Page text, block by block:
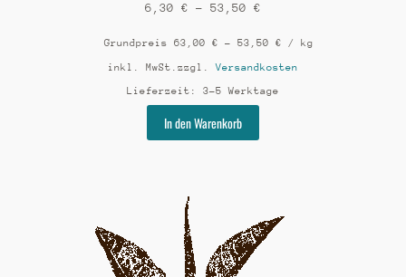
6,30 € – 53,50 €
Grundpreis 63,00 € – 53,50 € / kg
inkl. MwSt. zzgl.Versandkosten
Lieferzeit: 3-5 Werktage
In den Warenkorb
auf.
Die